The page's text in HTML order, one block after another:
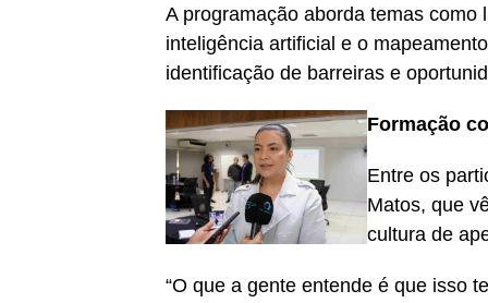
A programação aborda temas
inteligência artificial e o
identificação de barreiras e
Formação
Entre os
Matos, que
cultura de
“O que a gente entende é que isso